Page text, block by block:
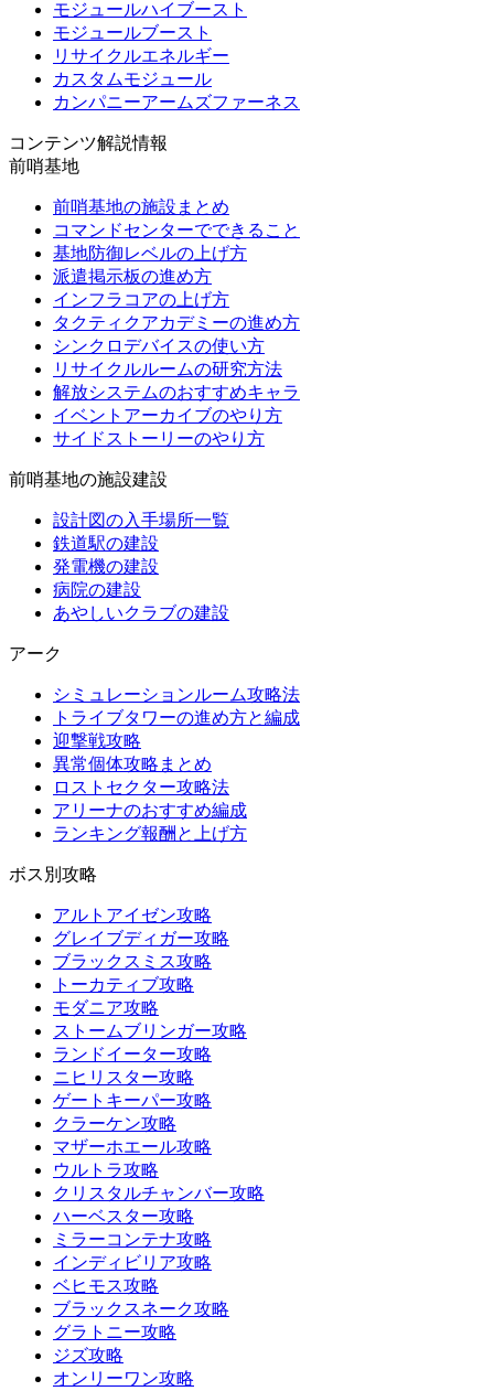
モジュールハイブースト
モジュールブースト
リサイクルエネルギー
カスタムモジュール
カンパニーアームズファーネス
コンテンツ解説情報
前哨基地
前哨基地の施設まとめ
コマンドセンターでできること
基地防御レベルの上げ方
派遣掲示板の進め方
インフラコアの上げ方
タクティクアカデミーの進め方
シンクロデバイスの使い方
リサイクルルームの研究方法
解放システムのおすすめキャラ
イベントアーカイブのやり方
サイドストーリーのやり方
前哨基地の施設建設
設計図の入手場所一覧
鉄道駅の建設
発電機の建設
病院の建設
あやしいクラブの建設
アーク
シミュレーションルーム攻略法
トライブタワーの進め方と編成
迎撃戦攻略
異常個体攻略まとめ
ロストセクター攻略法
アリーナのおすすめ編成
ランキング報酬と上げ方
ボス別攻略
アルトアイゼン攻略
グレイブディガー攻略
ブラックスミス攻略
トーカティブ攻略
モダニア攻略
ストームブリンガー攻略
ランドイーター攻略
ニヒリスター攻略
ゲートキーパー攻略
クラーケン攻略
マザーホエール攻略
ウルトラ攻略
クリスタルチャンバー攻略
ハーベスター攻略
ミラーコンテナ攻略
インディビリア攻略
ベヒモス攻略
ブラックスネーク攻略
グラトニー攻略
ジズ攻略
オンリーワン攻略